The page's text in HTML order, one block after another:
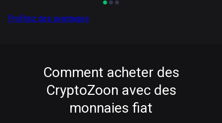
Profitez des avantages
Comment acheter des
CryptoZoon avec des
monnaies fiat